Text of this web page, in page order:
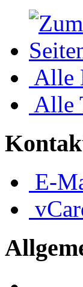
Alle
Alle
E-